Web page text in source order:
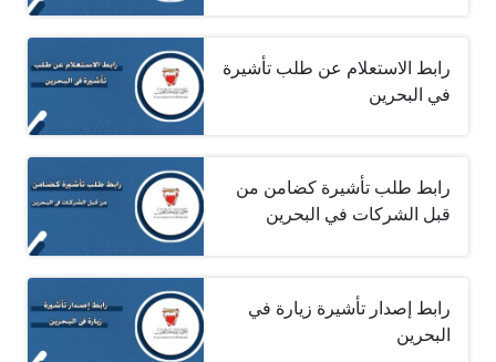
رابط الاستعلام عن طلب تأشيرة
في البحرين
رابط طلب تأشيرة كضامن من
قبل الشركات في البحرين
رابط إصدار تأشيرة زيارة في
البحرين